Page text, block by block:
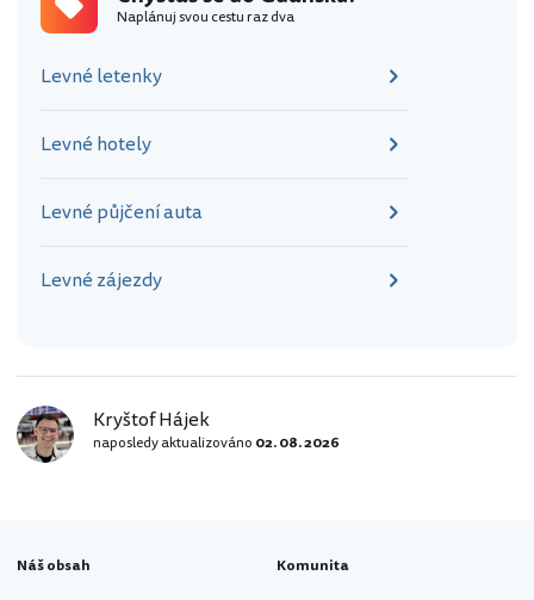
již v roce 1308, v současné převážně
Naplánuj svou cestu raz dva
Levné letenky
Levné hotely
Levné půjčení auta
Levné zájezdy
Kryštof Hájek
naposledy aktualizováno 02. 08. 2026
Náš obsah Komunita